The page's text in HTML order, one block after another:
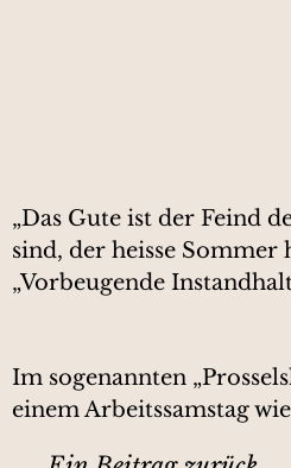
„Das Gute ist der Feind
sind, der heisse Sommer
„Vorbeugende
Im sogenannten
einem Arbeitssamstag